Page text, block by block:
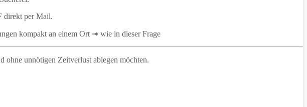
direkt per Mail.
kompakt an einem Ort ➟ wie in dieser Frage
unnötigen Zeitverlust ablegen möchten.